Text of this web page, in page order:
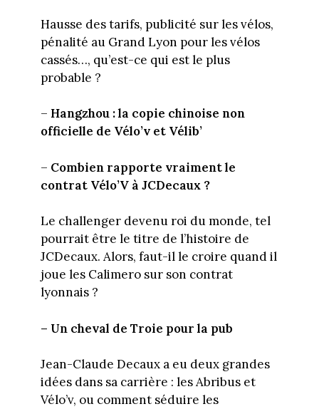
Hausse des tarifs, publicité sur les vélos,
pénalité au Grand Lyon pour les vélos
cassés…, qu’est-ce qui est le plus
probable ?
– Hangzhou : la copie chinoise non
officielle de Vélo’v et Vélib’
– Combien rapporte vraiment le
contrat Vélo’V à JCDecaux ?
Le challenger devenu roi du monde, tel
pourrait être le titre de l’histoire de
JCDecaux. Alors, faut-il le croire quand il
joue les Calimero sur son contrat
lyonnais ?
– Un cheval de Troie pour la pub
Jean-Claude Decaux a eu deux grandes
idées dans sa carrière : les Abribus et
Vélo’v, ou comment séduire les